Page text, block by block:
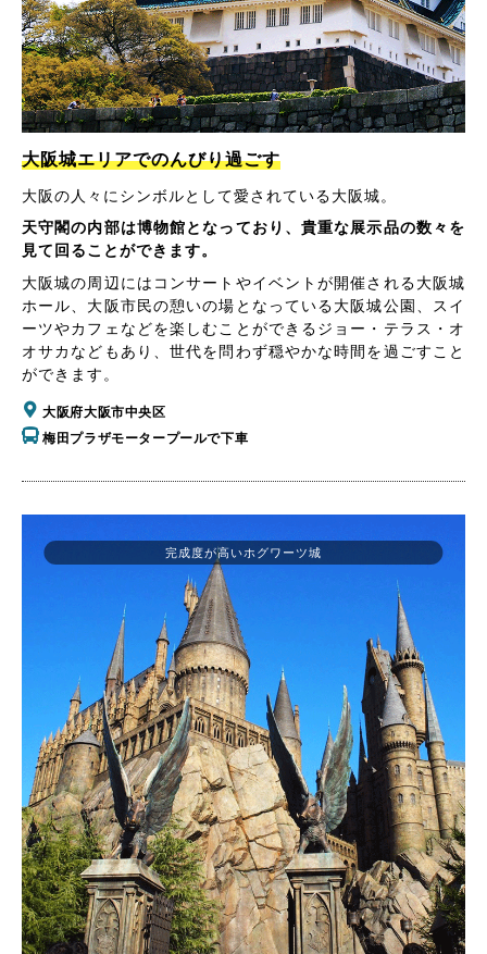
大阪城エリアでのんびり過ごす
大阪の人々にシンボルとして愛されている大阪城。
天守閣の内部は博物館となっており、貴重な展示品の数々を
見て回ることができます。
大阪城の周辺にはコンサートやイベントが開催される大阪城
ホール、大阪市民の憩いの場となっている大阪城公園、スイ
ーツやカフェなどを楽しむことができるジョー・テラス・オ
オサカなどもあり、世代を問わず穏やかな時間を過ごすこと
ができます。
大阪府大阪市中央区
梅田プラザモータープールで下車
完成度が高いホグワーツ城